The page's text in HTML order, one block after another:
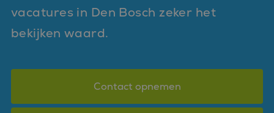
vacatures in Den Bosch zeker het
bekijken waard.
Contact opnemen